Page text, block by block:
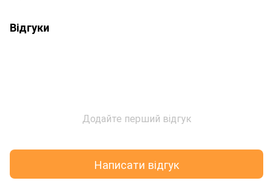
Відгуки
Додайте перший відгук
Написати відгук